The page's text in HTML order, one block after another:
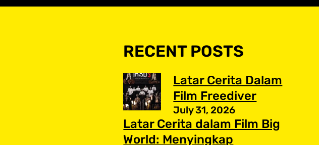
RECENT POSTS
Latar Cerita Dalam
Film Freediver
July 31, 2026
Latar Cerita dalam Film Big
World: Menyingkap